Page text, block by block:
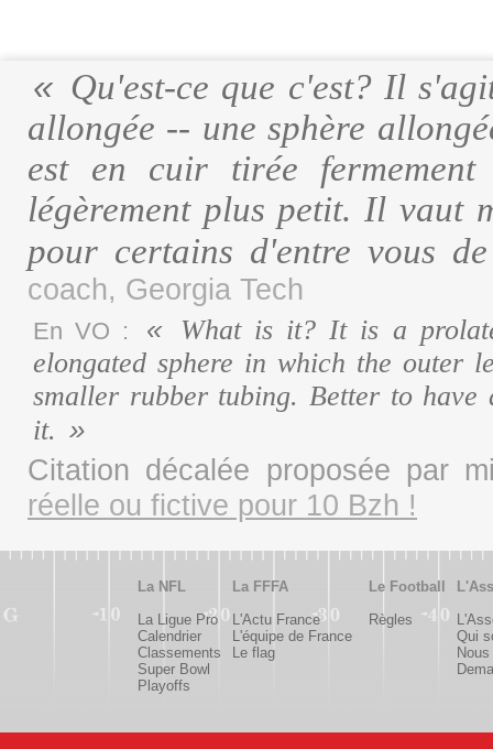
Qu'est-ce que c'est? Il
allongée -- une sphère
est en cuir tirée fermement
légèrement plus petit. Il vaut
pour certains d'entre vous
coach, Georgia Tech
En VO :
What is it? It is a
elongated sphere in which the outer
smaller rubber tubing. Better to
it.
Citation décalée proposée par
réelle ou fictive pour 10 Bzh !
La NFL
La Ligue Pro
Calendrier
Classements
Super Bowl
Playoffs
La FFFA
L'Actu France
L'équipe de France
Le flag
Le Football
Règles
Qui